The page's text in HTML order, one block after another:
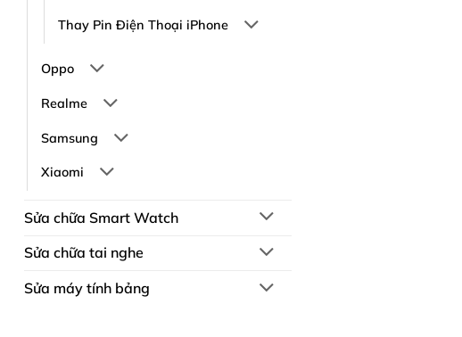
Thay Pin Điện Thoại iPhone
Oppo
Realme
Samsung
Xiaomi
Sửa chữa Smart Watch
Sửa chữa tai nghe
Sửa máy tính bảng